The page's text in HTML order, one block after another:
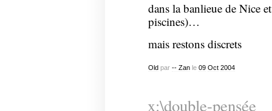
dans la banlieue de Nice
piscines)…
mais restons discrets
Oldpar -- Zanle 09 Oct 2004
x:\double-pensée